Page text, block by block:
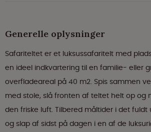
Generelle oplysninger
Safariteltet er et luksussafaritelt med
en ideel indkvartering til en familie- eller
overfladeareal på 40 m2. Spis sammen
med stole, slå fronten af teltet helt op og
den friske luft. Tilbered måltider i det fuldt
og slap af sidst på dagen i en af de